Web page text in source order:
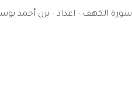
سورة الكهف - اعداد - يزن أحمد